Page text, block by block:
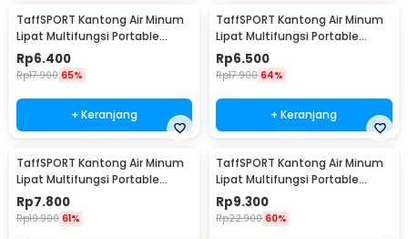
TaffSPORT Kantong Air Minum
Lipat Multifungsi Portable
Water Bag 1L - SD-5
Rp6.400
Rp17.900 65%
+ Keranjang
TaffSPORT Kantong Air Minum
Lipat Multifungsi Portable
Water Bag 1.5L - SD-5
Rp6.500
Rp17.900 64%
+ Keranjang
TaffSPORT Kantong Air Minum
Lipat Multifungsi Portable
Water Bag 2.5L - SD-5
Rp7.800
Rp19.900 61%
TaffSPORT Kantong Air Minum
Lipat Multifungsi Portable
Water Bag 3L - SD-5
Rp9.300
Rp22.900 60%